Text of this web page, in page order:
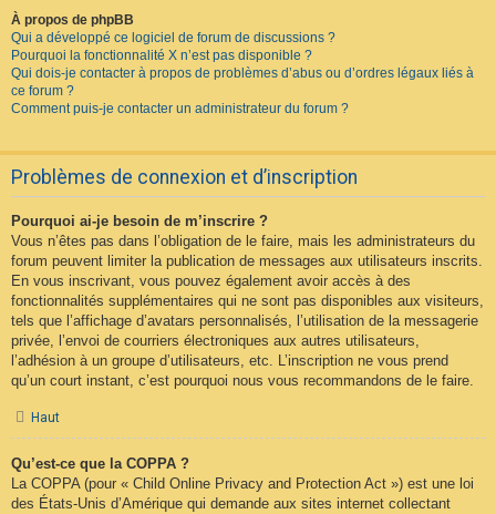
À propos de phpBB
Qui a développé ce logiciel de forum de discussions ?
Pourquoi la fonctionnalité X n’est pas disponible ?
Qui dois-je contacter à propos de problèmes d’abus ou d’ordres légaux liés à
ce forum ?
Comment puis-je contacter un administrateur du forum ?
Problèmes de connexion et d’inscription
Pourquoi ai-je besoin de m’inscrire ?
Vous n’êtes pas dans l’obligation de le faire, mais les administrateurs du
forum peuvent limiter la publication de messages aux utilisateurs inscrits.
En vous inscrivant, vous pouvez également avoir accès à des
fonctionnalités supplémentaires qui ne sont pas disponibles aux visiteurs,
tels que l’affichage d’avatars personnalisés, l’utilisation de la messagerie
privée, l’envoi de courriers électroniques aux autres utilisateurs,
l’adhésion à un groupe d’utilisateurs, etc. L’inscription ne vous prend
qu’un court instant, c’est pourquoi nous vous recommandons de le faire.
Haut
Qu’est-ce que la COPPA ?
La COPPA (pour « Child Online Privacy and Protection Act ») est une loi
des États-Unis d’Amérique qui demande aux sites internet collectant